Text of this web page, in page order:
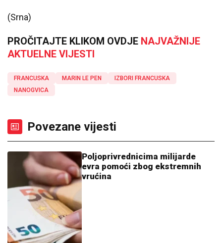
(Srna)
PROČITAJTE KLIKOM OVDJE NAJVAŽNIJE
AKTUELNE VIJESTI
FRANCUSKA MARIN LE PEN
IZBORI FRANCUSKA
NANOGVICA
Povezane vijesti
Poljoprivrednicima milijarde
evra pomoći zbog ekstremnih
vrućina